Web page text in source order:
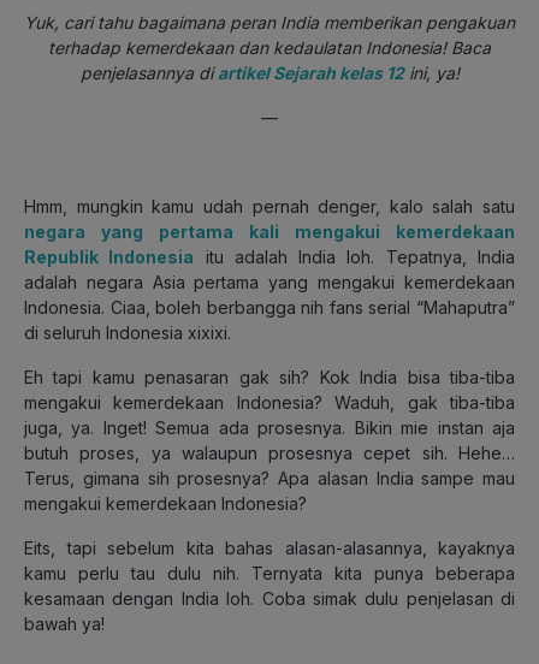
Yuk, cari tahu bagaimana peran India memberikan pengakuan
terhadap kemerdekaan dan kedaulatan Indonesia! Baca
penjelasannya diartikel Sejarah kelas 12ini, ya!
—
Hmm, mungkin kamu udah pernah denger, kalo salah satu
negara yang pertama kali mengakui kemerdekaan
Republik Indonesia itu adalah India loh. Tepatnya, India
adalah negara Asia pertama yang mengakui kemerdekaan
Indonesia. Ciaa, boleh berbangga nih fans serial “Mahaputra”
di seluruh Indonesia xixixi.
Eh tapi kamu penasaran gak sih? Kok India bisa tiba-tiba
mengakui kemerdekaan Indonesia? Waduh, gak tiba-tiba
juga, ya. Inget! Semua ada prosesnya. Bikin mie instan aja
butuh proses, ya walaupun prosesnya cepet sih. Hehe…
Terus, gimana sih prosesnya? Apa alasan India sampe mau
mengakui kemerdekaan Indonesia?
Eits, tapi sebelum kita bahas alasan-alasannya, kayaknya
kamu perlu tau dulu nih. Ternyata kita punya beberapa
kesamaan dengan India loh. Coba simak dulu penjelasan di
bawah ya!